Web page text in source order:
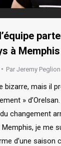
à
Par Jeremy Peglion
bizarre, mais il
» d’Orelsan.
changement
je me
d’une saison